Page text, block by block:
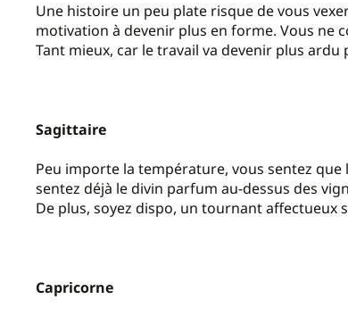
Une histoire un peu plate risque de vous
motivation à devenir plus en forme. Vous ne
Tant mieux, car le travail va devenir plus ardu
Sagittaire
Peu importe la température, vous sentez
sentez déjà le divin parfum au-dessus des
De plus, soyez dispo, un tournant affectueux
Capricorne